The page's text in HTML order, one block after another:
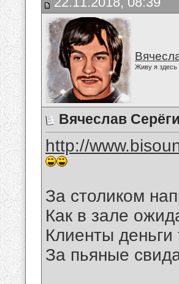
Живу я здесь
Вячеслав
http://
За столиком
Как в зале
Клиенты деньги
За пьяные